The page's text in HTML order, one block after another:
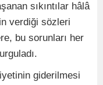
sıkıntılar hâlâ
verdiği sözleri
bu sorunları her
giderilmesi